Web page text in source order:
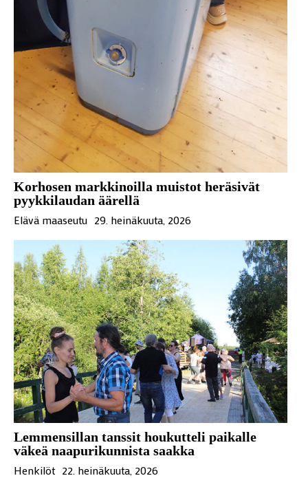
Korhosen markkinoilla muistot heräsivät
pyykkilaudan äärellä
Elävä maaseutu 29. heinäkuuta, 2026
Lemmensillan tanssit houkutteli paikalle
väkeä naapurikunnista saakka
Henkilöt 22. heinäkuuta, 2026